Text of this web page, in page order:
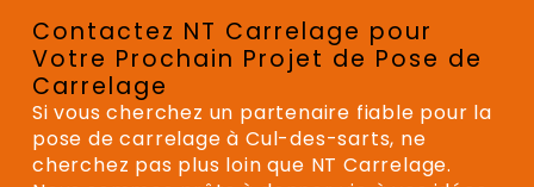
Contactez NT Carrelage pour
Votre Prochain Projet de Pose de
Carrelage
Si vous cherchez un partenaire fiable pour la
pose de carrelage à Cul-des-sarts, ne
cherchez pas plus loin que NT Carrelage.